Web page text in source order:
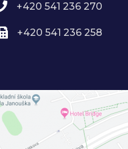
+420 541 236 270
+420 541 236 258